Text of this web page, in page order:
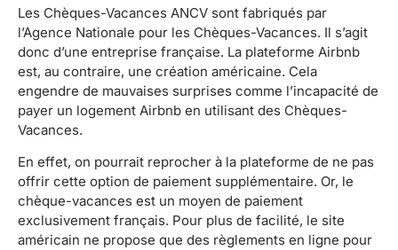
Les Chèques-Vacances ANCV sont fabriqués par
l’Agence Nationale pour les Chèques-Vacances. Il s’agit
donc d’une entreprise française. La plateforme Airbnb
est, au contraire, une création américaine. Cela
engendre de mauvaises surprises comme l’incapacité de
payer un logement Airbnb en utilisant des Chèques-
Vacances.
En effet, on pourrait reprocher à la plateforme de ne pas
offrir cette option de paiement supplémentaire. Or, le
chèque-vacances est un moyen de paiement
exclusivement français. Pour plus de facilité, le site
américain ne propose que des règlements en ligne pour